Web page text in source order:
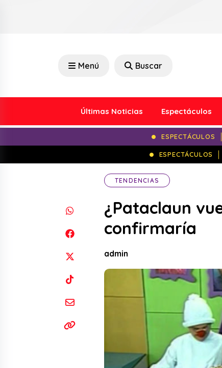
Menú Buscar
Últimas Noticias Espectáculos
ESPECTÁCULOS
ESPECTÁCULOS
TENDENCIAS
¿Pataclaun
confirmaría
admin